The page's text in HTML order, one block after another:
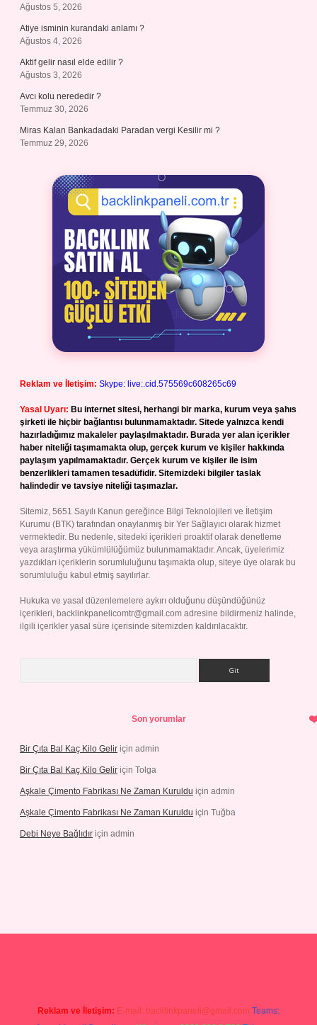
Ağustos 5, 2026
Atiye isminin kurandaki anlamı ?
Ağustos 4, 2026
Aktif gelir nasıl elde edilir ?
Ağustos 3, 2026
Avcı kolu nerededir ?
Temmuz 30, 2026
Miras Kalan Bankadadaki Paradan vergi Kesilir mi ?
Temmuz 29, 2026
Reklam ve İletişim: Skype: live:.cid.575569c608265c69
Yasal Uyarı: Bu internet sitesi, herhangi bir marka, kurum veya şahıs
şirketi ile hiçbir bağlantısı bulunmamaktadır. Sitede yalnızca kendi
hazırladığımız makaleler paylaşılmaktadır. Burada yer alan içerikler
haber niteliği taşımamakta olup, gerçek kurum ve kişiler hakkında
paylaşım yapılmamaktadır. Gerçek kurum ve kişiler ile isim
benzerlikleri tamamen tesadüfidir. Sitemizdeki bilgiler taslak
halindedir ve tavsiye niteliği taşımazlar.
Sitemiz, 5651 Sayılı Kanun gereğince Bilgi Teknolojileri ve İletişim
Kurumu (BTK) tarafından onaylanmış bir Yer Sağlayıcı olarak hizmet
vermektedir. Bu nedenle, sitedeki içerikleri proaktif olarak denetleme
veya araştırma yükümlülüğümüz bulunmamaktadır. Ancak, üyelerimiz
yazdıkları içeriklerin sorumluluğunu taşımakta olup, siteye üye olarak bu
sorumluluğu kabul etmiş sayılırlar.
Hukuka ve yasal düzenlemelere aykırı olduğunu düşündüğünüz
içerikleri, backlinkpanelicomtr@gmail.com adresine bildirmeniz halinde,
ilgili içerikler yasal süre içerisinde sitemizden kaldırılacaktır.
Son yorumlar
Bir Çıta Bal Kaç Kilo Gelir için admin
Bir Çıta Bal Kaç Kilo Gelir için Tolga
Aşkale Çimento Fabrikası Ne Zaman Kuruldu için admin
Aşkale Çimento Fabrikası Ne Zaman Kuruldu için Tuğba
Debi Neye Bağlıdır için admin
Reklam ve İletişim: E-mail: backlinkpaneli@gmail.com Teams: